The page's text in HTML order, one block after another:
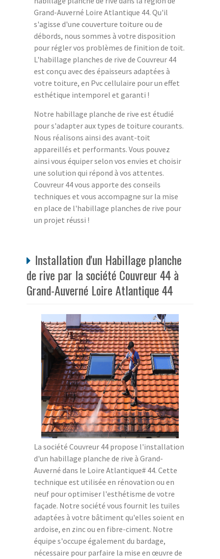
Grand-Auverné Loire Atlantique 44. Qu'il
s'agisse d'une couverture toiture ou de
débords, nous sommes à votre disposition
pour régler vos problèmes de finition de toit.
L'habillage planches de rive de Couvreur 44
est conçu avec des épaisseurs adaptées à
votre toiture, en Pvc cellulaire pour un effet
esthétique intemporel et garanti !
Notre habillage planche de rive est étudié
pour s'adapter aux types de toiture courants.
Nous réalisons ainsi des avant-toit
appareillés et performants. Vous pouvez
ainsi vous équiper selon vos envies et choisir
une solution qui répond à vos attentes.
Couvreur 44 vous apporte des conseils
techniques et vous accompagne sur la mise
en place de l'habillage planches de rive pour
un projet réussi !
Installation d'un Habillage planche
de rive par la société Couvreur 44 à
Grand-Auverné Loire Atlantique 44
La société Couvreur 44 propose l'installation
d'un habillage planche de rive à Grand-
Auverné dans le Loire Atlantique# 44. Cette
technique est utilisée en rénovation ou en
neuf pour optimiser l'esthétisme de votre
façade. Notre société vous fournit les tuiles
adaptées à votre bâtiment qu'elles soient en
ardoise, en zinc ou en fibre-ciment. Notre
équipe s'occupe également du bardage,
nécessaire pour parfaire la mise en œuvre de